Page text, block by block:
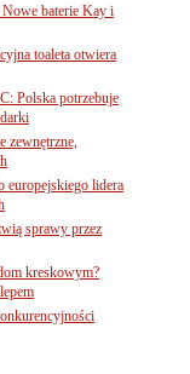
baterie Kay i
toaleta otwiera
Polska potrzebuje
zewnętrzne,
europejskiego lidera
sprawy przez
kreskowym?